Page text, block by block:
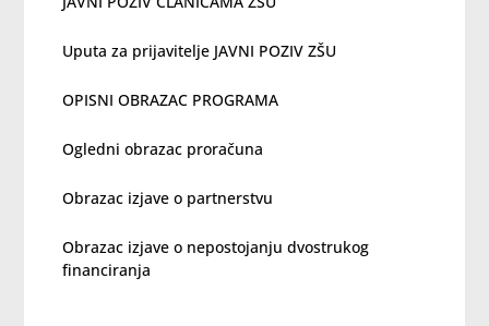
Uputa za prijavitelje JAVNI POZIV ZŠU
OPISNI OBRAZAC PROGRAMA
Ogledni obrazac proračuna
Obrazac izjave o partnerstvu
Obrazac izjave o nepostojanju dvostrukog
financiranja